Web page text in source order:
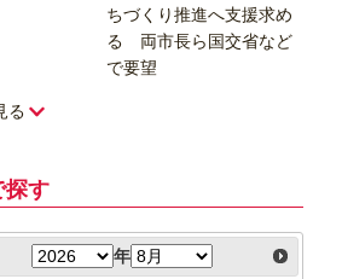
ちづくり推進へ支援求め
る 両市長ら国交省など
で要望
る
探す
年